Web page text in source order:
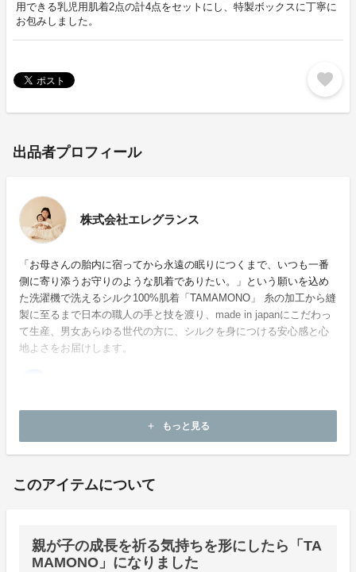
用できる乳児用肌着2点の計4点をセットにし、特製ボックスに丁寧に
お包みしました。
favorite
出品者プロフィール
株式会社エレグランス
「お母さんの胎内に宿ってから永遠の眠りにつくまで、いつも一番
側に寄り添うお守りのような肌着でありたい。」という願いを込め
た洗濯機で洗えるシルク100%肌着「TAMAMONO」 糸の加工から縫
製に至るまで日本の職人の手と技を渡り、made in japanにこだわっ
て生産、男女あらゆる世代の方に、シルクを身につける安心感と心
地よさをお届けします。
add もっと見る
このアイテムについて
親が子の成長を祈る気持ちを形にしたら「TA
MAMONO」になりました